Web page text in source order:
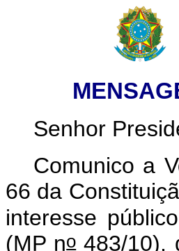
Senhor
Comunico a
66 da
interesse
(MP no483/10),